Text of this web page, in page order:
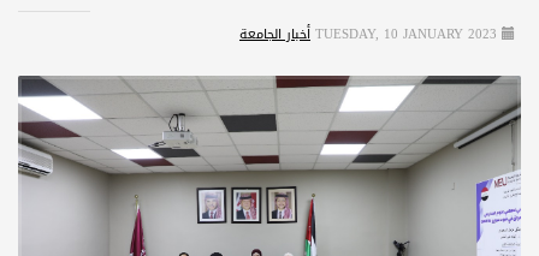
TUESDAY, 10 JANUARY 2023أخبار الجامعة